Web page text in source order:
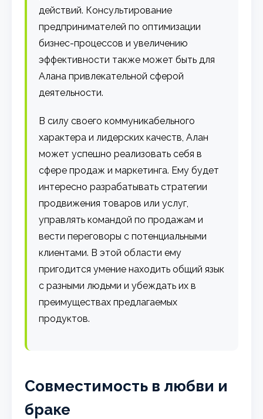
действий. Консультирование
предпринимателей по оптимизации
бизнес-процессов и увеличению
эффективности также может быть для
Алана привлекательной сферой
деятельности.
В силу своего коммуникабельного
характера и лидерских качеств, Алан
может успешно реализовать себя в
сфере продаж и маркетинга. Ему будет
интересно разрабатывать стратегии
продвижения товаров или услуг,
управлять командой по продажам и
вести переговоры с потенциальными
клиентами. В этой области ему
пригодится умение находить общий язык
с разными людьми и убеждать их в
преимуществах предлагаемых
продуктов.
Совместимость в любви и
браке